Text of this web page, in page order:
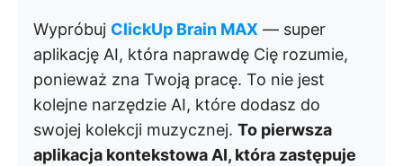
Wypróbuj ClickUp Brain MAX — super
aplikację AI, która naprawdę Cię rozumie,
ponieważ zna Twoją pracę. To nie jest
kolejne narzędzie AI, które dodasz do
swojej kolekcji muzycznej. To pierwsza
aplikacja kontekstowa AI, która zastępuje